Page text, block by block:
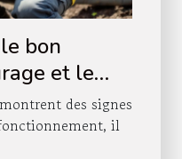
bon
et le
des signes
il